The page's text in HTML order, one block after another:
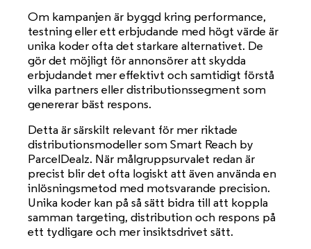
Om kampanjen är byggd kring performance,
testning eller ett erbjudande med högt värde är
unika koder ofta det starkare alternativet. De
gör det möjligt för annonsörer att skydda
erbjudandet mer effektivt och samtidigt förstå
vilka partners eller distributionssegment som
genererar bäst respons.
Detta är särskilt relevant för mer riktade
distributionsmodeller som Smart Reach by
ParcelDealz. När målgruppsurvalet redan är
precist blir det ofta logiskt att även använda en
inlösningsmetod med motsvarande precision.
Unika koder kan på så sätt bidra till att koppla
samman targeting, distribution och respons på
ett tydligare och mer insiktsdrivet sätt.